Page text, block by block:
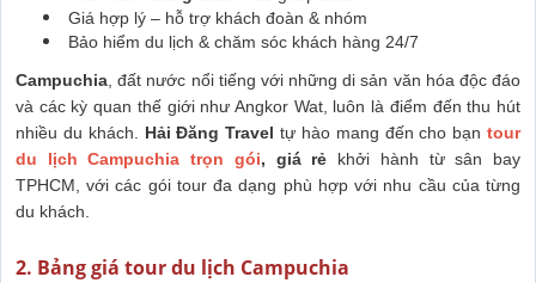
Giá hợp lý – hỗ trợ khách đoàn & nhóm
Bảo hiểm du lịch & chăm sóc khách hàng 24/7
Campuchia , đất nước nổi tiếng với những di sản văn hóa độc đáo
và các kỳ quan thế giới như Angkor Wat, luôn là điểm đến thu hút
nhiều du khách. Hải Đăng Travel tự hào mang đến cho bạntour
du lịch Campuchia trọn gói, giá rẻ khởi hành từ sân bay
TPHCM, với các gói tour đa dạng phù hợp với nhu cầu của từng
du khách.
2. Bảng giá tour du lịch Campuchia